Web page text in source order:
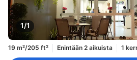
1/1
19 m²/205 ft² Enintään 2 aikuista 1